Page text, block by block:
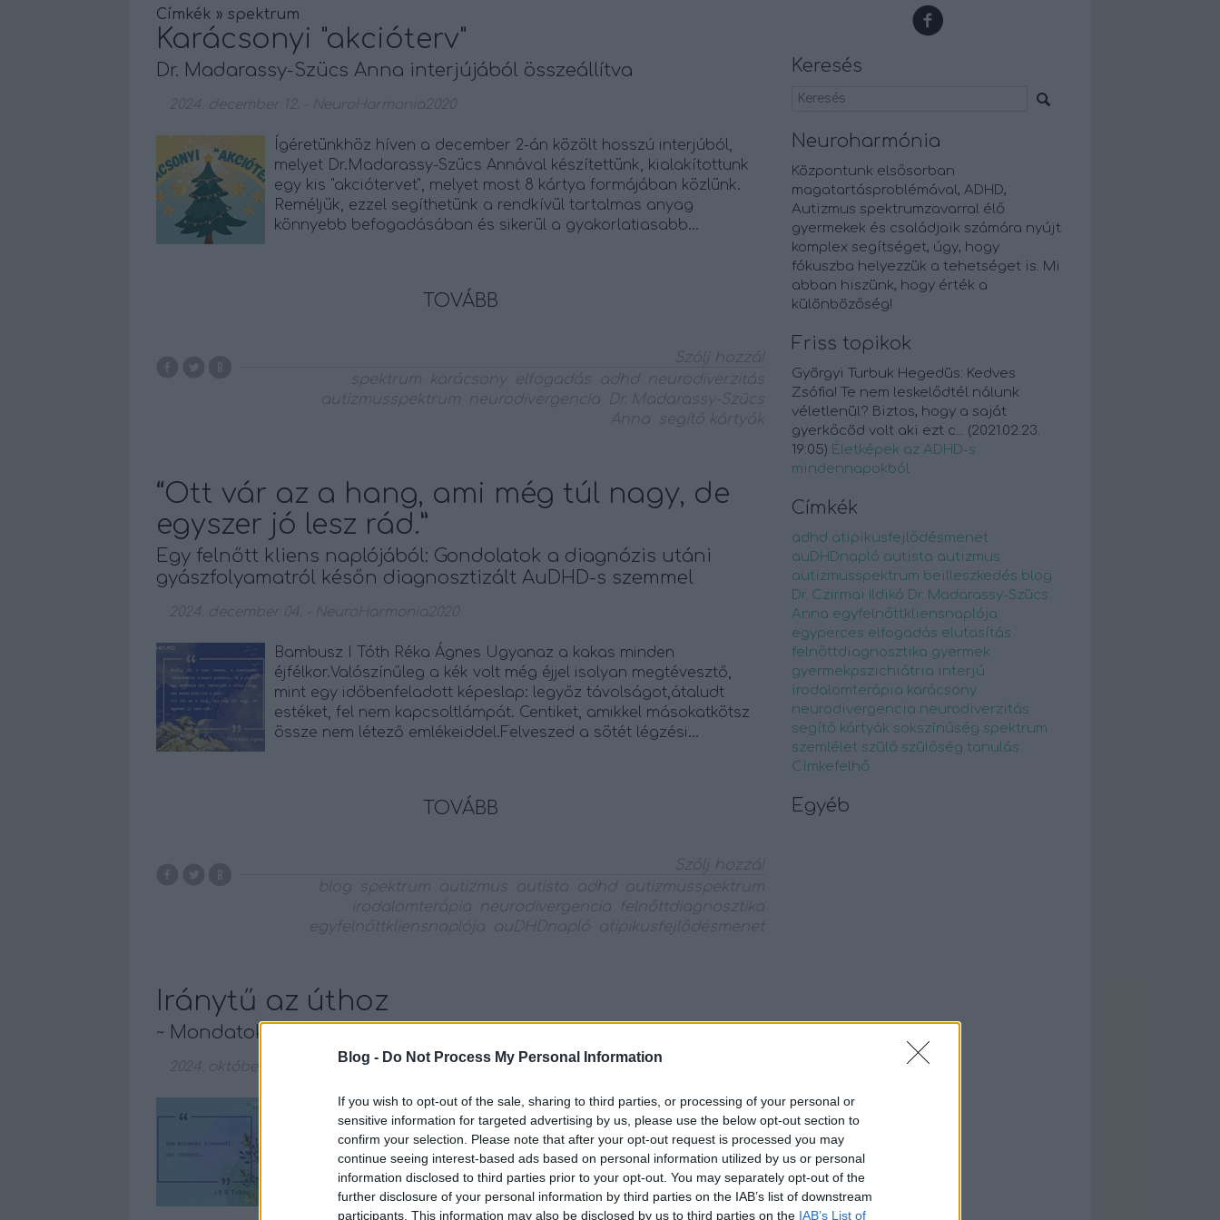
Blog - Do Not Process My Personal Information
If you wish to opt-out of the sale, sharing to third parties, or processing of your personal or
sensitive information for targeted advertising by us, please use the below opt-out section to
confirm your selection. Please note that after your opt-out request is processed you may
continue seeing interest-based ads based on personal information utilized by us or personal
information disclosed to third parties prior to your opt-out. You may separately opt-out of the
further disclosure of your personal information by third parties on the IAB’s list of downstream
participants. This information may also be disclosed by us to third parties on the IAB’s List of
Címkék » spektrum
Karácsonyi "akcióterv"
Dr. Madarassy-Szücs Anna interjújából összeállítva
2024. december 12. NeuroHarmonia2020
Ígéretünkhöz híven a december 2-án közölt hosszú interjúból,
melyet Dr.Madarassy-Szücs Annával készítettünk, kialakítottunk
egy kis "akciótervet", melyet most 8 kártya formájában közlünk.
Reméljük, ezzel segíthetünk a rendkívül tartalmas anyag
könnyebb befogadásában és sikerül a gyakorlatiasabb…
TOVÁBB
Szólj hozzá!
spektrum
karácsony elfogadás adhd
neurodiverzitás
autizmusspektrum
neurodivergencia
Dr. Madarassy-Szücs
Anna
segítő kártyák
“Ott vár az a hang, ami még túl nagy, de
egyszer jó lesz rád.”
Egy felnőtt kliens naplójából: Gondolatok a diagnózis utáni
gyászfolyamatról későn diagnosztizált AuDHD-s szemmel
2024. december 04. NeuroHarmonia2020
Bambusz I Tóth Réka Ágnes Ugyanaz a kakas minden
éjfélkor.Valószínűleg a kék volt még éjjel isolyan megtévesztő,
mint egy időbenfeladott képeslap: legyőz távolságot,átaludt
estéket, fel nem kapcsoltlámpát. Centiket, amikkel másokatkötsz
össze nem létező emlékeiddel.Felveszed a sötét légzési…
TOVÁBB
Szólj hozzá!
blog
spektrum autizmus autista adhd
autizmusspektrum
irodalomterápia
neurodivergencia
felnőttdiagnosztika
egyfelnőttkliensnaplója
auDHDnapló atipikusfejlődésmenet
Iránytű az úthoz
~ Mondatok, amelyek segíthetnek a tájolásban ~
2024. október 22. NeuroHarmonia2020
A szemléletünket bemutató posztban már megjelent egyszer ez
az idézet, most azonban visszatérnénk rá még egy rövid
gondolatsor erejéig, mert a vándorlás motívuma
összekapcsolódhat a türelmes, a kíváncsi, a felfedező, a
kincskereső - átvitt vagy konkrét értelmű - attitűddel is. Mennyi
Keresés
Neuroharmónia
Központunk elsősorban
magatartásproblémával, ADHD,
Autizmus spektrumzavarral élő
gyermekek és családjaik számára nyújt
komplex segítséget, úgy, hogy
fókuszba helyezzük a tehetséget is. Mi
abban hiszünk, hogy érték a
különbözőség!
Friss topikok
Györgyi Turbuk Hegedüs: Kedves
Zsófia! Te nem leskelődtél nálunk
véletlenül? Biztos, hogy a saját
gyerkőcöd volt aki ezt c... (2021.02.23.
19:05) Életképek az ADHD-s
mindennapokból
Címkék
adhd atipikusfejlődésmenet
auDHDnapló autista autizmus
autizmusspektrum beilleszkedés blog
Dr. Czirmai Ildikó Dr. Madarassy-Szücs
Anna egyfelnőttkliensnaplója
egyperces elfogadás elutasítás
felnőttdiagnosztika gyermek
gyermekpszichiátria interjú
irodalomterápia karácsony
neurodivergencia neurodiverzitás
segítő kártyák sokszínűség spektrum
szemlélet szülő szülőség tanulás
Címkefelhő
Egyéb